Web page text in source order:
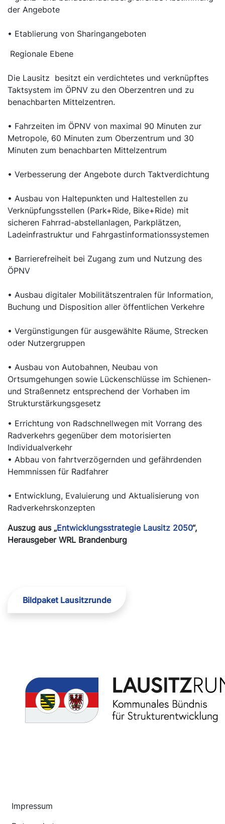
der Angebote
• Etablierung von Sharingangeboten
Regionale Ebene
Die Lausitz besitzt ein verdichtetes und verknüpftes
Taktsystem im ÖPNV zu den Oberzentren und zu
benachbarten Mittelzentren.
• Fahrzeiten im ÖPNV von maximal 90 Minuten zur
Metropole, 60 Minuten zum Oberzentrum und 30
Minuten zum benachbarten Mittelzentrum
• Verbesserung der Angebote durch Taktverdichtung
• Ausbau von Haltepunkten und Haltestellen zu
Verknüpfungsstellen (Park+Ride, Bike+Ride) mit
sicheren Fahrrad-abstellanlagen, Parkplätzen,
Ladeinfrastruktur und Fahrgastinformationssystemen
• Barrierefreiheit bei Zugang zum und Nutzung des
ÖPNV
• Ausbau digitaler Mobilitätszentralen für Information,
Buchung und Disposition aller öffentlichen Verkehre
• Vergünstigungen für ausgewählte Räume, Strecken
oder Nutzergruppen
• Ausbau von Autobahnen, Neubau von
Ortsumgehungen sowie Lückenschlüsse im Schienen-
und Straßennetz entsprechend der Vorhaben im
Strukturstärkungsgesetz
• Errichtung von Radschnellwegen mit Vorrang des
Radverkehrs gegenüber dem motorisierten
Individualverkehr
• Abbau von fahrtverzögernden und gefährdenden
Hemmnissen für Radfahrer
• Entwicklung, Evaluierung und Aktualisierung von
Radverkehrskonzepten
Auszug aus „Entwicklungsstrategie Lausitz 2050“,
Herausgeber WRL Brandenburg
Bildpaket Lausitzrunde
Impressum